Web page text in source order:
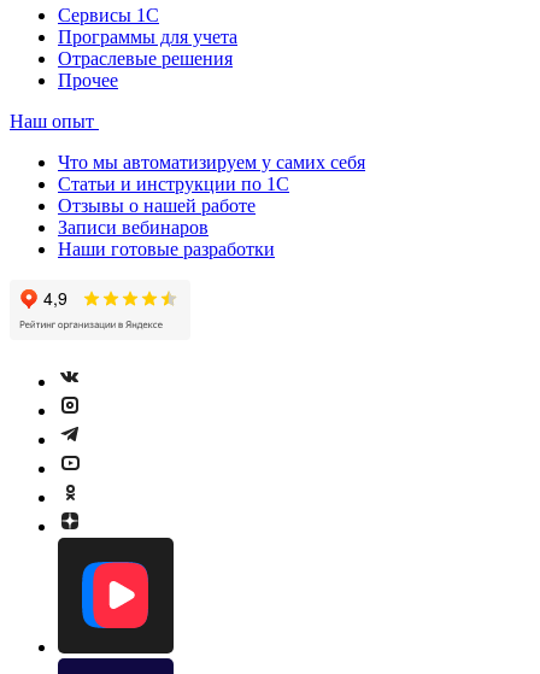
Сервисы 1С
Программы для учета
Отраслевые решения
Прочее
Наш опыт
Что мы автоматизируем у самих себя
Статьи и инструкции по 1С
Отзывы о нашей работе
Записи вебинаров
Наши готовые разработки